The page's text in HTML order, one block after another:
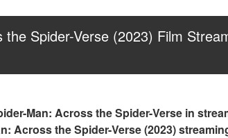
Spider-Verse (2023) Film
Man: Across the Spider-Verse in
Across the Spider-Verse (2023)